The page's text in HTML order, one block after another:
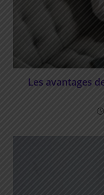
Les avantages